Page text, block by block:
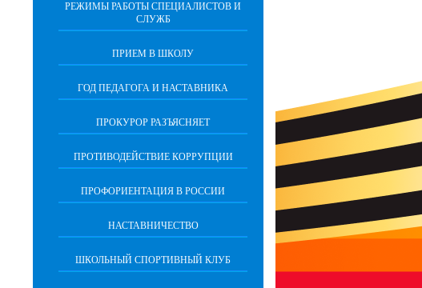
РЕЖИМЫ РАБОТЫ СПЕЦИАЛИСТОВ И
СЛУЖБ
ПРИЕМ В ШКОЛУ
ГОД ПЕДАГОГА И НАСТАВНИКА
ПРОКУРОР РАЗЪЯСНЯЕТ
ПРОТИВОДЕЙСТВИЕ КОРРУПЦИИ
ПРОФОРИЕНТАЦИЯ В РОССИИ
НАСТАВНИЧЕСТВО
ШКОЛЬНЫЙ СПОРТИВНЫЙ КЛУБ